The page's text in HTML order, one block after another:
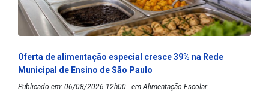
Oferta de alimentação especial cresce 39% na Rede
Municipal de Ensino de São Paulo
Publicado em: 06/08/2026 12h00 - em Alimentação Escolar